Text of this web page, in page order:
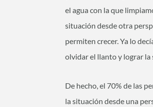
el agua con la que
situación desde otra
permiten crecer. Ya lo
olvidar el llanto y lograr la
De hecho, el 70% de las
la situación desde una